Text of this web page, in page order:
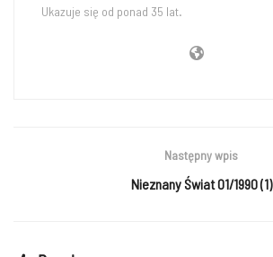
Ukazuje się od ponad 35 lat.
Następny wpis
Nieznany Świat 01/1990 (1)